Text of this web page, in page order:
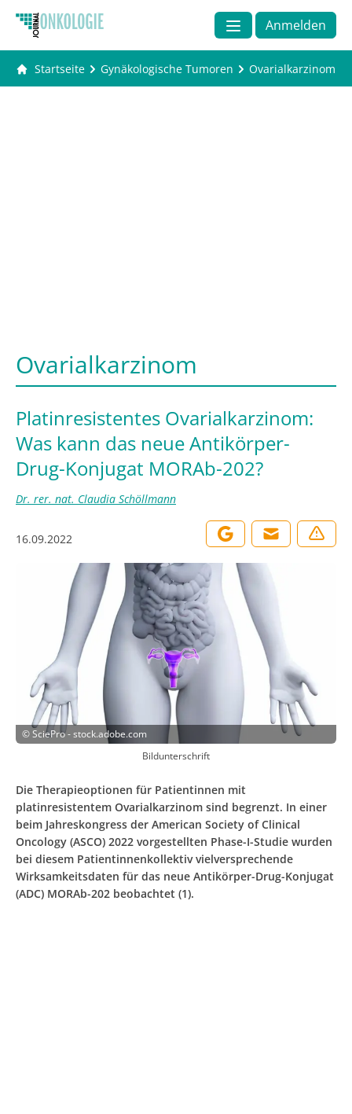
Anmelden
Startseite Gynäkologische Tumoren Ovarialkarzinom
Ovarialkarzinom
Platinresistentes Ovarialkarzinom:
Was kann das neue Antikörper-
Drug-Konjugat MORAb-202?
Dr. rer. nat. Claudia Schöllmann
16.09.2022
©SciePro - stock.adobe.com
Bildunterschrift
Die Therapieoptionen für Patientinnen mit
platinresistentem Ovarialkarzinom sind begrenzt. In einer
beim Jahreskongress der American Society of Clinical
Oncology (ASCO) 2022 vorgestellten Phase-I-Studie wurden
bei diesem Patientinnenkollektiv vielversprechende
Wirksamkeitsdaten für das neue Antikörper-Drug-Konjugat
(ADC) MORAb-202 beobachtet (1).